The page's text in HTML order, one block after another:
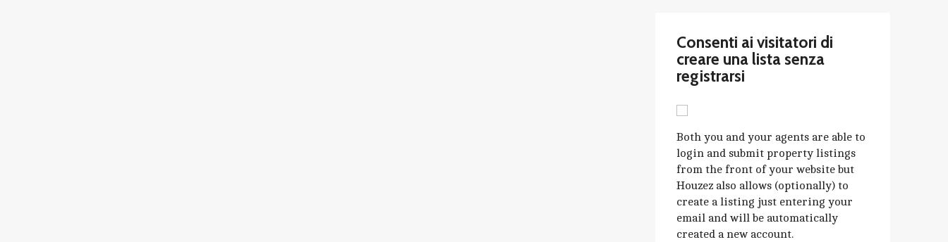
Consenti ai visitatori di
creare una lista senza
registrarsi
Both you and your agents are able to
login and submit property listings
from the front of your website but
Houzez also allows (optionally) to
create a listing just entering your
email and will be automatically
created a new account.